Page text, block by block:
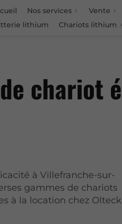
Nos services Vente
lithium
Chariots lithium
chariot
à Villefranche-sur-
gammes de chariots
à la location chez